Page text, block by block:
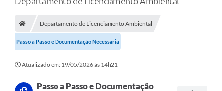
Departamento de Licenciamento Ambiental
Passo a Passo e Documentação Necessária
Atualizado em: 19/05/2026 às 14h21
Passo a Passo e Documentação